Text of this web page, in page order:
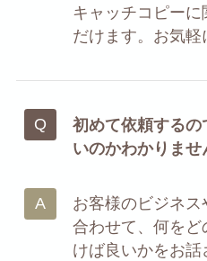
キャッチコピー
だけます。お気軽
初めて依頼するの
いのかわかりませ
お客様のビジネ
合わせて、何を
けば良いかをお話